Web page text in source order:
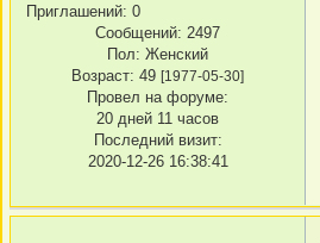
Приглашений: 0
Сообщений: 2497
Пол: Женский
Возраст: 49 [1977-05-30]
Провел на форуме:
20 дней 11 часов
Последний визит:
2020-12-26 16:38:41